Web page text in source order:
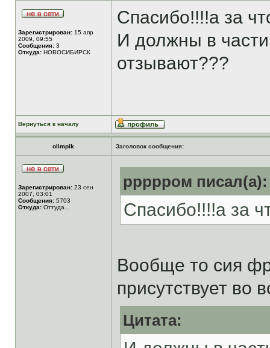
Зарегистрирован: 15 апр
2009, 09:55
Сообщения: 3
Откуда: НОВОСИБИРСК
Спасибо!!!!а за
И должны в
отзывают???
Вернуться к началу
olimpik Заголовок сообщения:
Зарегистрирован: 23 сен
2007, 03:01
Сообщения: 5703
Откуда: Оттуда...
ррррром писал(а):
Спасибо!!!!а за
Вообще то сия
присутствует во
Цитата: